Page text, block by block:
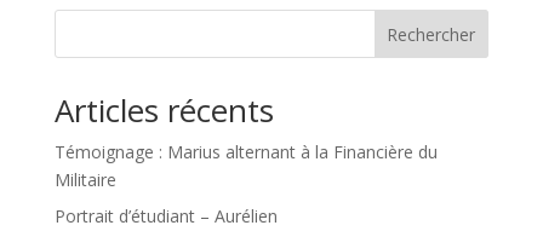
Rechercher
Articles récents
Témoignage : Marius alternant à la Financière du
Militaire
Portrait d’étudiant – Aurélien